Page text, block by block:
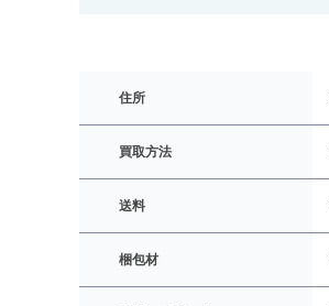
住所
買取方法
送料
梱包材